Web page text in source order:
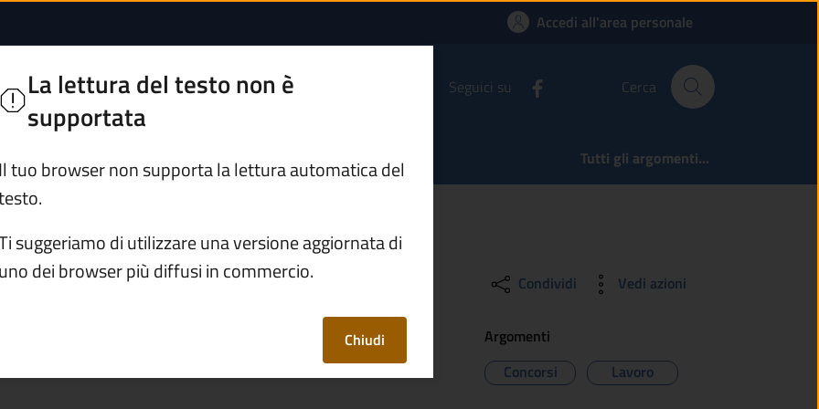
pubblico | Comune di Ono San
Accedi all'area personale
Pietro
Camonica "Civiltà delle pietre"
Seguici su Cerca
Servizi Vivere Ono San Pietro Tutti gli argomenti...
ad un concorso pubblico
pubblico Condividi Vedi azioni
La lettura del testo non è
supportata
Il tuo browser non supporta la lettura automatica del
suggeriamo di utilizzare una versione aggiornata di
uno dei browser più diffusi in commercio.
Chiudi
Argomenti
Concorsi
Lavoro